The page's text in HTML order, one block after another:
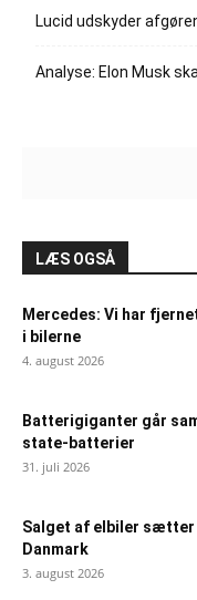
Lucid udskyder
Analyse: Elon Musk
LÆS OGSÅ
Mercedes: Vi har
i bilerne
4. august 2026
Batterigiganter går
state-batterier
31. juli 2026
Salget af elbiler sætter
Danmark
3. august 2026